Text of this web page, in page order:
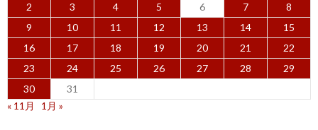
2
3 4 5 6 7
8
9
10 11 12 13 14
15
16
17 18 19 20 21
22
23
24 25 26 27 28
29
30
31
« 11月
1月 »